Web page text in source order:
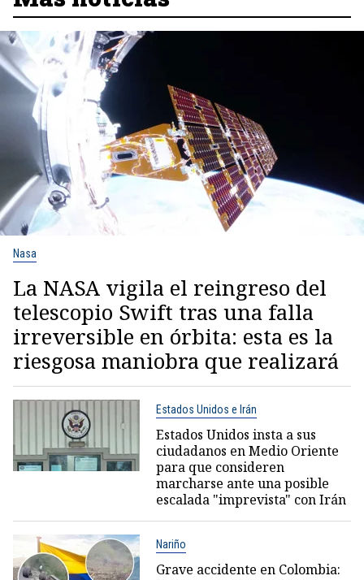
Nasa
La NASA vigila el reingreso del
telescopio Swift tras una falla
irreversible en órbita: esta es la
riesgosa maniobra que realizará
Estados Unidos e Irán
Estados Unidos insta a sus
ciudadanos en Medio Oriente
para que consideren
marcharse ante una posible
escalada "imprevista" con Irán
Nariño
Grave accidente en Colombia: